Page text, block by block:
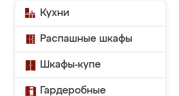
Кухни
Распашные шкафы
Шкафы-купе
Гардеробные